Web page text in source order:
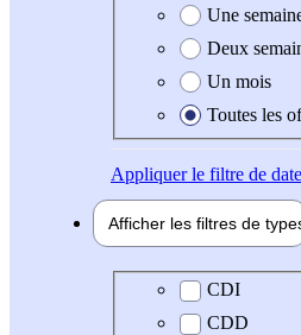
Une
Deux
Un mois
Toutes les
Appliquerle filtre de
Afficher les filtres de
Type de contrat
CDI
CDD